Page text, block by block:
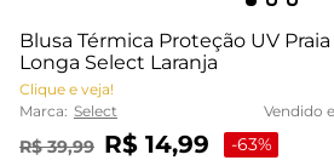
Blusa Térmica Proteção UV
Longa Select Laranja
Clique e veja!
Marca: Select Vendido
R$ 39,99 R$ 14,99 -63%
5 º
calça feminina
6º conjunto feminino